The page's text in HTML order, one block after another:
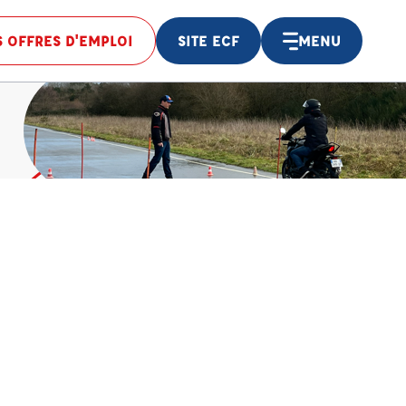
OFFRES D'EMPLOI SITE ECF MENU